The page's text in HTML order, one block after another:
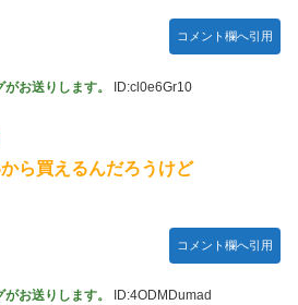
コメント欄へ引用
お送りします。 ID:cl0e6Gr10
ら買えるんだろうけど
コメント欄へ引用
お送りします。 ID:4ODMDumad